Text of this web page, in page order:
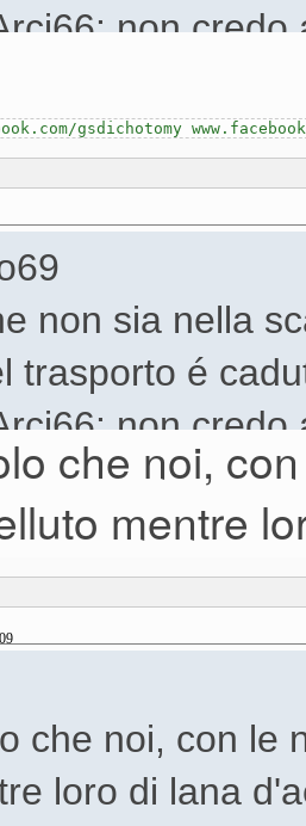
non
gsdichotomy
non sia nella
trasporto é
non
che noi,
mentre
che noi, con le
loro di lana